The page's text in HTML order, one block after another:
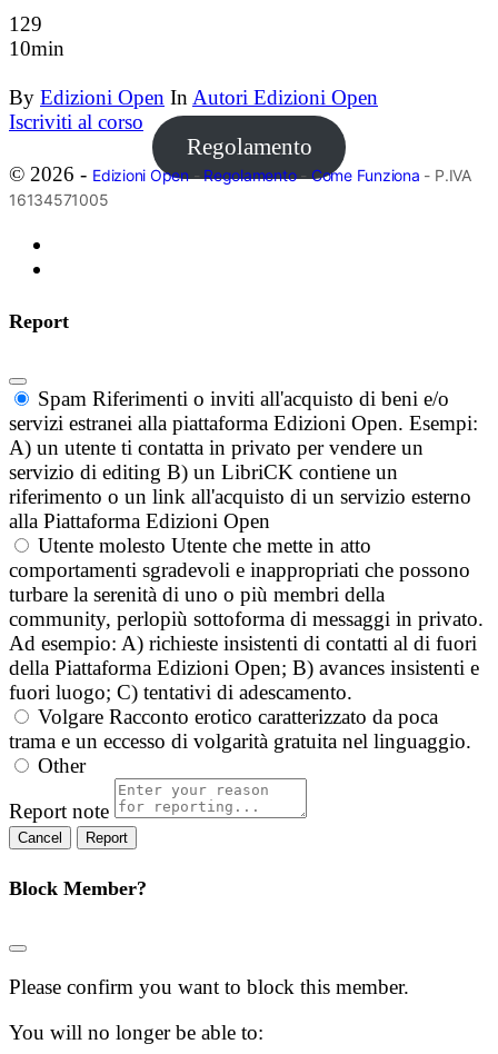
129
10min
By Edizioni Open In Autori Edizioni Open
Iscriviti al corso
Regolamento
© 2026 - Edizioni Open-Regolamento-Come Funziona - P.IVA
16134571005
Report
Spam Riferimenti o inviti all'acquisto di beni e/o
servizi estranei alla piattaforma Edizioni Open. Esempi:
A) un utente ti contatta in privato per vendere un
servizio di editing B) un LibriCK contiene un
riferimento o un link all'acquisto di un servizio esterno
alla Piattaforma Edizioni Open
Utente molesto Utente che mette in atto
comportamenti sgradevoli e inappropriati che possono
turbare la serenità di uno o più membri della
community, perlopiù sottoforma di messaggi in privato.
Ad esempio: A) richieste insistenti di contatti al di fuori
della Piattaforma Edizioni Open; B) avances insistenti e
fuori luogo; C) tentativi di adescamento.
Volgare Racconto erotico caratterizzato da poca
trama e un eccesso di volgarità gratuita nel linguaggio.
Other
Report note
Report
Block Member?
Please confirm you want to block this member.
You will no longer be able to: